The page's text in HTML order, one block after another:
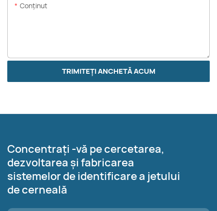
Conţinut
TRIMITEȚI ANCHETĂ ACUM
Concentrați -vă pe cercetarea,
dezvoltarea și fabricarea
sistemelor de identificare a jetului
de cerneală